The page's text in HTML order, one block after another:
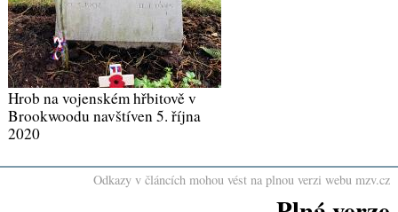
Hrob na vojenském hřbitově v
Brookwoodu navštíven 5. října
2020
Odkazy v článcích mohou vést na plnou verzi webu mzv.cz